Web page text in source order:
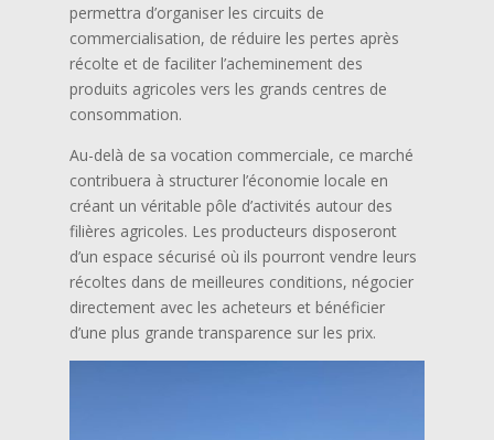
permettra d’organiser les circuits de
commercialisation, de réduire les pertes après
récolte et de faciliter l’acheminement des
produits agricoles vers les grands centres de
consommation.
Au-delà de sa vocation commerciale, ce marché
contribuera à structurer l’économie locale en
créant un véritable pôle d’activités autour des
filières agricoles. Les producteurs disposeront
d’un espace sécurisé où ils pourront vendre leurs
récoltes dans de meilleures conditions, négocier
directement avec les acheteurs et bénéficier
d’une plus grande transparence sur les prix.